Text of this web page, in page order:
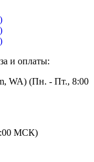
и оплаты:
WA) (Пн. - Пт., 8:00
МСК)